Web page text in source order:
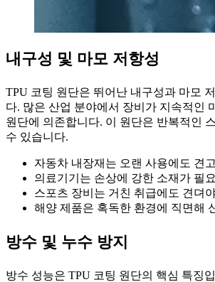
내구성 및 마모 저항성
TPU 코팅 원단은 뛰어난 내구성과 마모
다. 많은 산업 분야에서 장비가 지속적인
원단에 의존합니다. 이 원단은 반복적인
수 있습니다.
자동차 내장재는 오랜 사용에도 견
의료기기는 손상에 강한 소재가 필
스포츠 장비는 거친 취급에도 견뎌
해양 제품은 혹독한 환경에 직면해
방수 및 누수 방지
방수 성능은 TPU 코팅 원단의 핵심 특징